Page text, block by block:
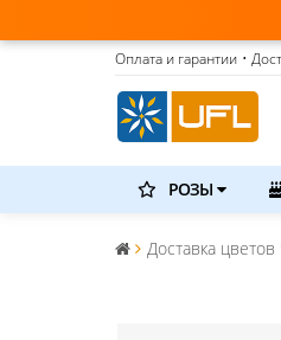
Оплата и гарантии •
РОЗЫ
Доставка